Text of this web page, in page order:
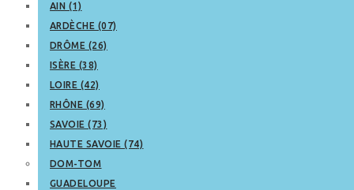
AIN (1)
ARDÈCHE (07)
DRÔME (26)
ISÈRE (38)
LOIRE (42)
RHÔNE (69)
SAVOIE (73)
HAUTE SAVOIE (74)
DOM-TOM
GUADELOUPE